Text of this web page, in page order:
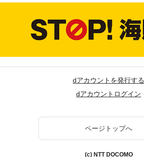
dアカウントを発行する
dアカウントログイン
ページトップへ
(c) NTT DOCOMO